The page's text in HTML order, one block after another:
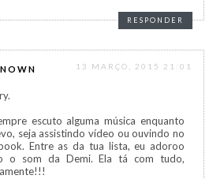
RESPONDER
13 MARÇO, 2015 21:01
escuto alguma música enquanto
seja assistindo vídeo ou ouvindo no
Entre as da tua lista, eu adoroo
o som da Demi. Ela tá com tudo,